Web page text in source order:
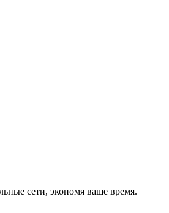
сети, экономя ваше время.